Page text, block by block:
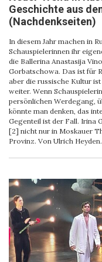
Geschichte aus
(Nachdenkseiten)
In diesem Jahr machen in
Schauspielerinnen ihr
die Ballerina Anastasija
Gorbatschowa. Das ist für
aber die russische Kultur
weiter. Wenn
persönlichen Werdegang,
könnte man denken, das
Gegenteil ist der Fall. Irina
[2] nicht nur in Moskauer
Provinz. Von Ulrich Heyden.